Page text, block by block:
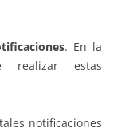
. En la
realizar estas
notificaciones